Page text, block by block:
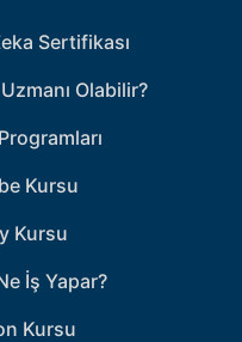
Sertifikası
Olabilir?
Kursu
Kursu
İş Yapar?
Kursu